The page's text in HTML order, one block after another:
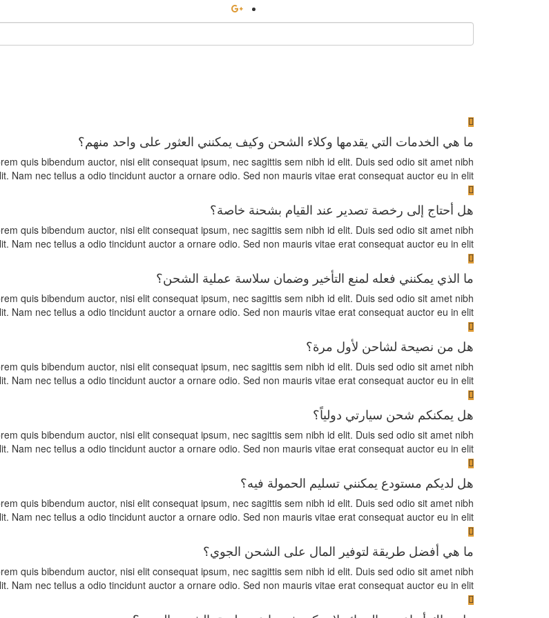
ما هي الخدمات التي يقدمها وكلاء الشحن وكيف يمكنني العثور على واحد منهم؟
quis bibendum auctor, nisi elit consequat ipsum, nec sagittis sem nibh id elit. Duis sed odio sit amet nibh
Nam nec tellus a odio tincidunt auctor a ornare odio. Sed non mauris vitae erat consequat auctor eu in elit.
هل أحتاج إلى رخصة تصدير عند القيام بشحنة خاصة؟
quis bibendum auctor, nisi elit consequat ipsum, nec sagittis sem nibh id elit. Duis sed odio sit amet nibh
Nam nec tellus a odio tincidunt auctor a ornare odio. Sed non mauris vitae erat consequat auctor eu in elit.
ما الذي يمكنني فعله لمنع التأخير وضمان سلاسة عملية الشحن؟
quis bibendum auctor, nisi elit consequat ipsum, nec sagittis sem nibh id elit. Duis sed odio sit amet nibh
Nam nec tellus a odio tincidunt auctor a ornare odio. Sed non mauris vitae erat consequat auctor eu in elit.
هل من نصيحة لشاحن لأول مرة؟
quis bibendum auctor, nisi elit consequat ipsum, nec sagittis sem nibh id elit. Duis sed odio sit amet nibh
Nam nec tellus a odio tincidunt auctor a ornare odio. Sed non mauris vitae erat consequat auctor eu in elit.
هل يمكنكم شحن سيارتي دولياً؟
quis bibendum auctor, nisi elit consequat ipsum, nec sagittis sem nibh id elit. Duis sed odio sit amet nibh
Nam nec tellus a odio tincidunt auctor a ornare odio. Sed non mauris vitae erat consequat auctor eu in elit.
هل لديكم مستودع يمكنني تسليم الحمولة فيه؟
quis bibendum auctor, nisi elit consequat ipsum, nec sagittis sem nibh id elit. Duis sed odio sit amet nibh
Nam nec tellus a odio tincidunt auctor a ornare odio. Sed non mauris vitae erat consequat auctor eu in elit.
ما هي أفضل طريقة لتوفير المال على الشحن الجوي؟
quis bibendum auctor, nisi elit consequat ipsum, nec sagittis sem nibh id elit. Duis sed odio sit amet nibh
Nam nec tellus a odio tincidunt auctor a ornare odio. Sed non mauris vitae erat consequat auctor eu in elit.